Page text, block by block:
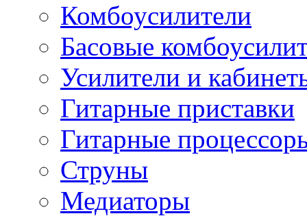
Комбоусилители
Басовые
Усилители и
Гитарные приставки
Гитарные
Струны
Медиаторы